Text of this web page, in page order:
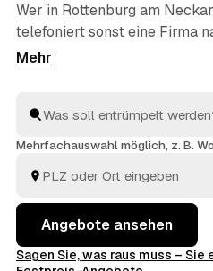
Wer in Rottenburg am
telefoniert sonst eine Firma
rät bei jeder die Kosten neu.
feste Preise mehrerer
Württemberg. Sie legen die
wenn Sie sich entschieden
Mehrfachauswahl möglich, z. B.
Angebote ansehen
Sagen Sie, was raus muss –